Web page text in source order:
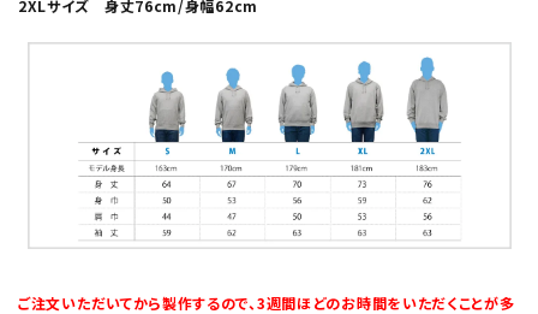
2XLサイズ 身丈76cm/身幅62cm
ご注文いただいてから製作するので、3週間ほどのお時間をいただくことが多